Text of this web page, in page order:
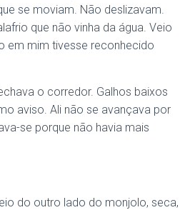
se moviam. Não deslizavam.
que não vinha da água. Veio
em mim tivesse reconhecido
o corredor. Galhos baixos
aviso. Ali não se avançava por
se porque não havia mais
do outro lado do monjolo, seca,